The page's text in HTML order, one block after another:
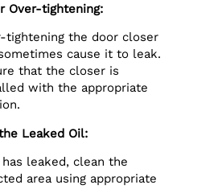
Over-tightening:
tightening the door closer
cause it to leak.
that the closer is
with the appropriate
Leaked Oil:
leaked, clean the
area using appropriate